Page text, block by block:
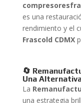
es una
rendimiento y el
Frascold CDMX
🔄
Una
La
una estrategia